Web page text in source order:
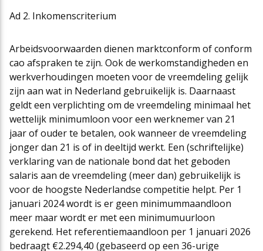
Ad 2. Inkomenscriterium
Arbeidsvoorwaarden dienen marktconform of conform
cao afspraken te zijn. Ook de werkomstandigheden en
werkverhoudingen moeten voor de vreemdeling gelijk
zijn aan wat in Nederland gebruikelijk is. Daarnaast
geldt een verplichting om de vreemdeling minimaal het
wettelijk minimumloon voor een werknemer van 21
jaar of ouder te betalen, ook wanneer de vreemdeling
jonger dan 21 is of in deeltijd werkt. Een (schriftelijke)
verklaring van de nationale bond dat het geboden
salaris aan de vreemdeling (meer dan) gebruikelijk is
voor de hoogste Nederlandse competitie helpt. Per 1
januari 2024 wordt is er geen minimummaandloon
meer maar wordt er met een minimumuurloon
gerekend. Het referentiemaandloon per 1 januari 2026
bedraagt €2.294,40 (gebaseerd op een 36-urige